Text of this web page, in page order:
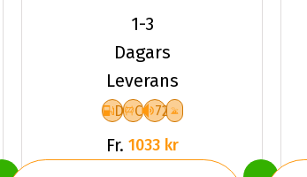
SV-3 XL
Friktion
2024
1-3
Dagars
Leverans
D C 72
Fr. 1033 kr